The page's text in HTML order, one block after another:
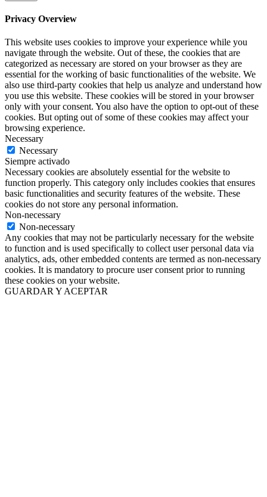
Privacy Overview
This website uses cookies to improve your experience while you
navigate through the website. Out of these, the cookies that are
categorized as necessary are stored on your browser as they are
essential for the working of basic functionalities of the website. We
also use third-party cookies that help us analyze and understand how
you use this website. These cookies will be stored in your browser
only with your consent. You also have the option to opt-out of these
cookies. But opting out of some of these cookies may affect your
browsing experience.
Necessary
Necessary
Siempre activado
Necessary cookies are absolutely essential for the website to
function properly. This category only includes cookies that ensures
basic functionalities and security features of the website. These
cookies do not store any personal information.
Non-necessary
Non-necessary
Any cookies that may not be particularly necessary for the website
to function and is used specifically to collect user personal data via
analytics, ads, other embedded contents are termed as non-necessary
cookies. It is mandatory to procure user consent prior to running
these cookies on your website.
GUARDAR Y ACEPTAR